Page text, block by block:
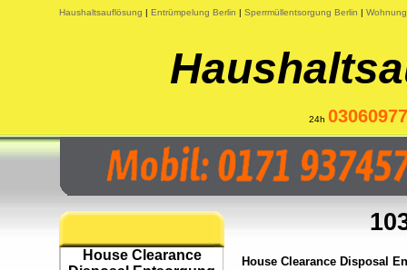
Haushaltsauflösung | Entrümpelung Berlin | Sperrmüllentsorgung Berlin |
24h
House Clearance
House Clearance Disposal